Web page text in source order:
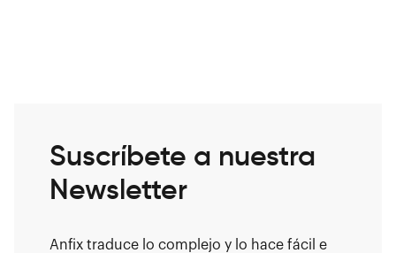
Suscríbete a nuestra
Newsletter
Anfix traduce lo complejo y lo hace fácil e